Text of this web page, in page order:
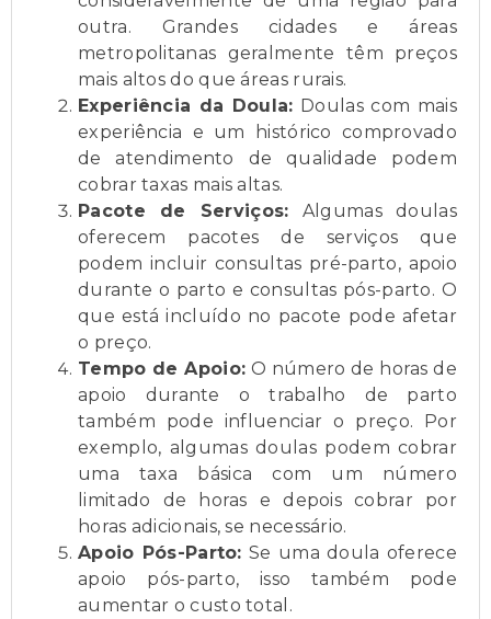
outra. Grandes cidades e áreas
metropolitanas geralmente têm preços
mais altos do que áreas rurais.
Experiência da Doula: Doulas com mais
experiência e um histórico comprovado
de atendimento de qualidade podem
cobrar taxas mais altas.
Pacote de Serviços: Algumas doulas
oferecem pacotes de serviços que
podem incluir consultas pré-parto, apoio
durante o parto e consultas pós-parto. O
que está incluído no pacote pode afetar
o preço.
Tempo de Apoio: O número de horas de
apoio durante o trabalho de parto
também pode influenciar o preço. Por
exemplo, algumas doulas podem cobrar
uma taxa básica com um número
limitado de horas e depois cobrar por
horas adicionais, se necessário.
Apoio Pós-Parto: Se uma doula oferece
apoio pós-parto, isso também pode
aumentar o custo total.